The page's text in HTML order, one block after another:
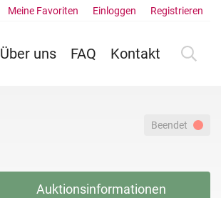
Über uns FAQ Kontakt
Meine Favoriten Einloggen Registrieren
Beendet
Auktionsinformationen